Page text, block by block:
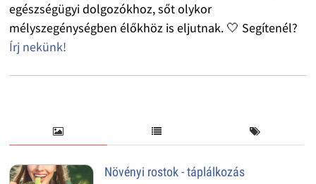
egészségügyi dolgozókhoz, sőt olykor
mélyszegénységben élőkhöz is eljutnak. 🤍 Segítenél?
Írj nekünk!
Növényi rostok - táplálkozás